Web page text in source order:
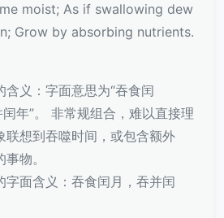
moist; As if swallowing dew
Grow by absorbing nutrients.
含义：字面意思为“吞食闰
闰年”。 非常规组合，难以直接理
联想到吞噬时间，或包含额外
物。
字面含义：吞食闰月，吞并闰